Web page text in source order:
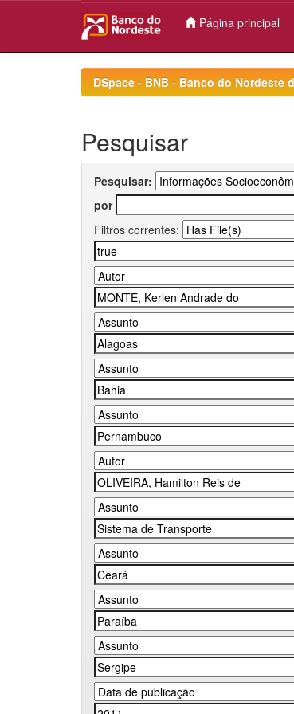
Página principal
DSpace - BNB - Banco do Nordeste
Pesquisar
Pesquisar:
por
Filtros correntes: